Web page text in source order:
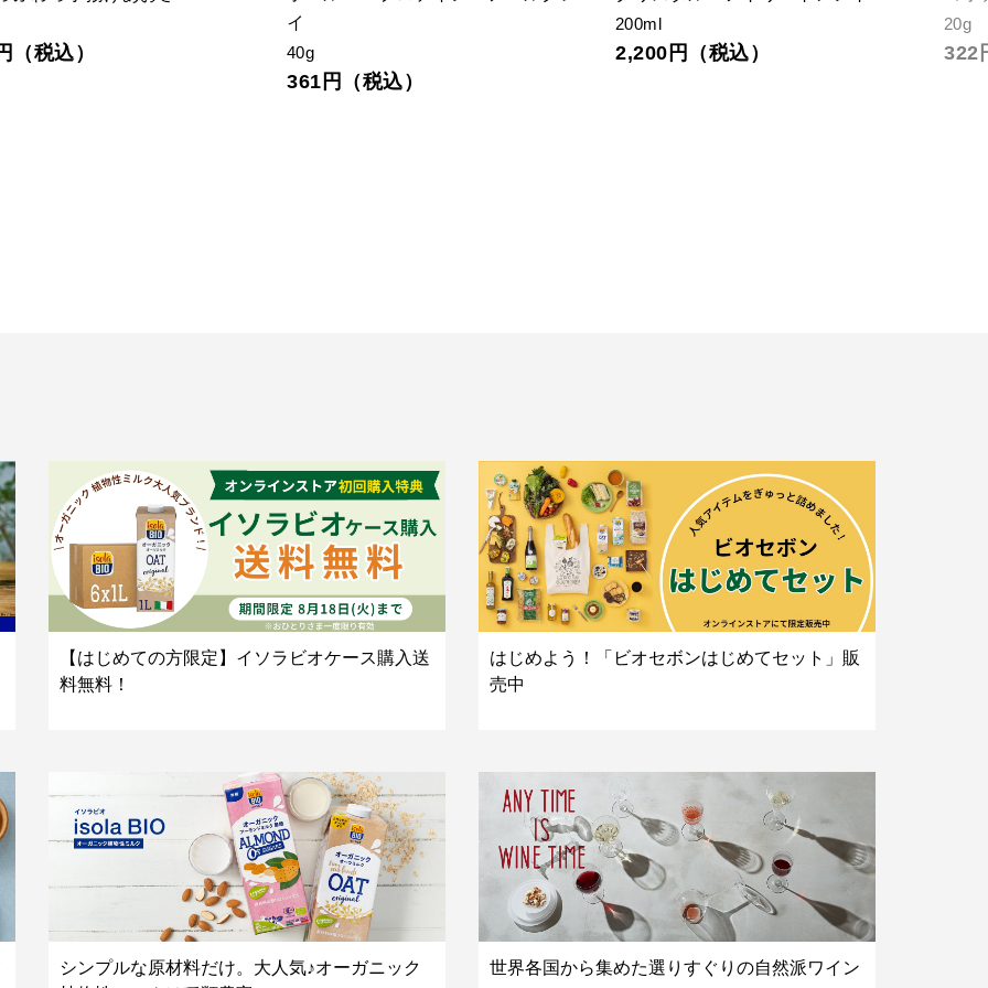
（税込）
イ
40g
361円（税込）
200ml
2,200円（税込）
20g
322
【はじめての方限定】イソラビオケース購入送
料無料！
はじめよう！「ビオセボンはじめてセット」販
売中
シンプルな原材料だけ。大人気♪オーガニック
世界各国から集めた選りすぐりの自然派ワイン